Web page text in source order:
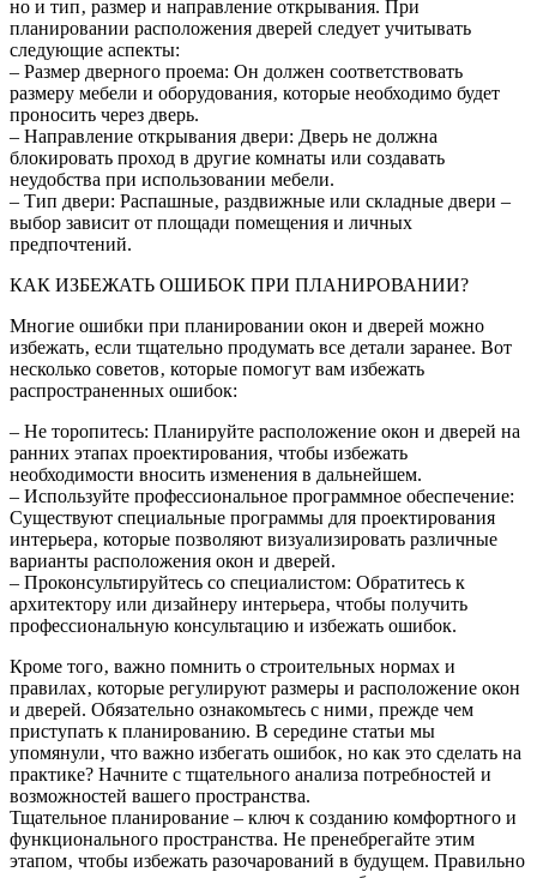
но и тип‚ размер и направление открывания. При
планировании расположения дверей следует учитывать
следующие аспекты:
– Размер дверного проема: Он должен соответствовать
размеру мебели и оборудования‚ которые необходимо будет
проносить через дверь.
– Направление открывания двери: Дверь не должна
блокировать проход в другие комнаты или создавать
неудобства при использовании мебели.
– Тип двери: Распашные‚ раздвижные или складные двери –
выбор зависит от площади помещения и личных
предпочтений.
КАК ИЗБЕЖАТЬ ОШИБОК ПРИ ПЛАНИРОВАНИИ?
Многие ошибки при планировании окон и дверей можно
избежать‚ если тщательно продумать все детали заранее. Вот
несколько советов‚ которые помогут вам избежать
распространенных ошибок:
– Не торопитесь: Планируйте расположение окон и дверей на
ранних этапах проектирования‚ чтобы избежать
необходимости вносить изменения в дальнейшем.
– Используйте профессиональное программное обеспечение:
Существуют специальные программы для проектирования
интерьера‚ которые позволяют визуализировать различные
варианты расположения окон и дверей.
– Проконсультируйтесь со специалистом: Обратитесь к
архитектору или дизайнеру интерьера‚ чтобы получить
профессиональную консультацию и избежать ошибок.
Кроме того‚ важно помнить о строительных нормах и
правилах‚ которые регулируют размеры и расположение окон
и дверей. Обязательно ознакомьтесь с ними‚ прежде чем
приступать к планированию. В середине статьи мы
упомянули‚ что важно избегать ошибок‚ но как это сделать на
практике? Начните с тщательного анализа потребностей и
возможностей вашего пространства.
Тщательное планирование – ключ к созданию комфортного и
функционального пространства. Не пренебрегайте этим
этапом‚ чтобы избежать разочарований в будущем. Правильно